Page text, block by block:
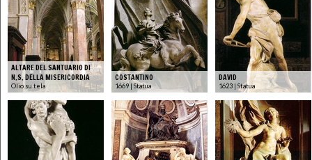
ALTARE DEL SANTUARIO DI
N.S. DELLA MISERICORDIA
Olio su tela
COSTANTINO
1669 | Statua
DAVID
1623 | Statua